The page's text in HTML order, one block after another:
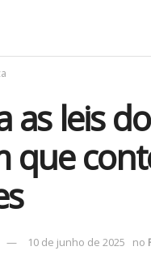
as leis
que
10 de junho de 2025 no